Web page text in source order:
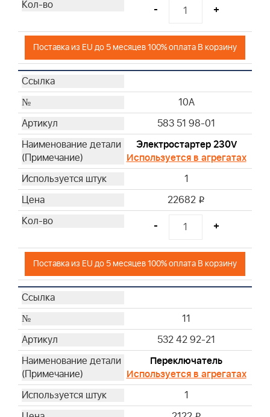
- +
Поставка из EU до 5 месяцев 100% оплата В корзину
10A
583 51 98-01
Электростартер 230V
Используется в агрегатах
1
22682 i
- +
Поставка из EU до 5 месяцев 100% оплата В корзину
11
532 42 92-21
Переключатель
Используется в агрегатах
1